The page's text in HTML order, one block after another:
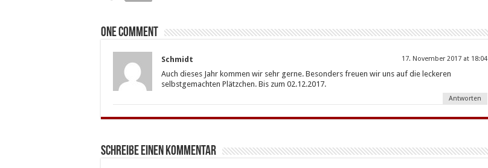
One comment
Schmidt 17. November 2017 at 18:04
Auch dieses Jahr kommen wir sehr gerne. Besonders freuen wir uns auf die leckeren
selbstgemachten Plätzchen. Bis zum 02.12.2017.
Antworten
Schreibe einen Kommentar